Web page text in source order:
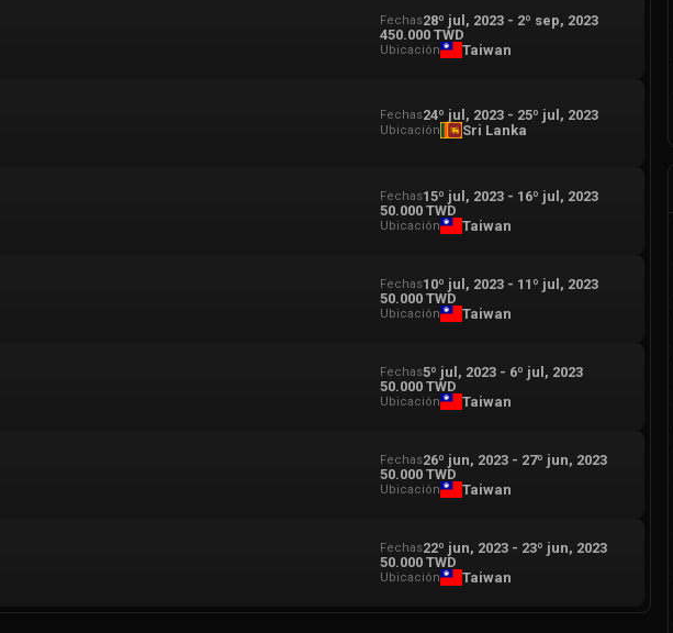
Fechas28º jul, 2023 - 2º sep, 2023
450.000 TWD
Ubicación Taiwan
Fechas24º jul, 2023 - 25º jul, 2023
Ubicación Sri Lanka
Fechas15º jul, 2023 - 16º jul, 2023
50.000 TWD
Ubicación Taiwan
Fechas10º jul, 2023 - 11º jul, 2023
50.000 TWD
Ubicación Taiwan
Fechas5º jul, 2023 - 6º jul, 2023
50.000 TWD
Ubicación Taiwan
Fechas26º jun, 2023 - 27º jun, 2023
50.000 TWD
Ubicación Taiwan
Fechas22º jun, 2023 - 23º jun, 2023
50.000 TWD
Ubicación Taiwan